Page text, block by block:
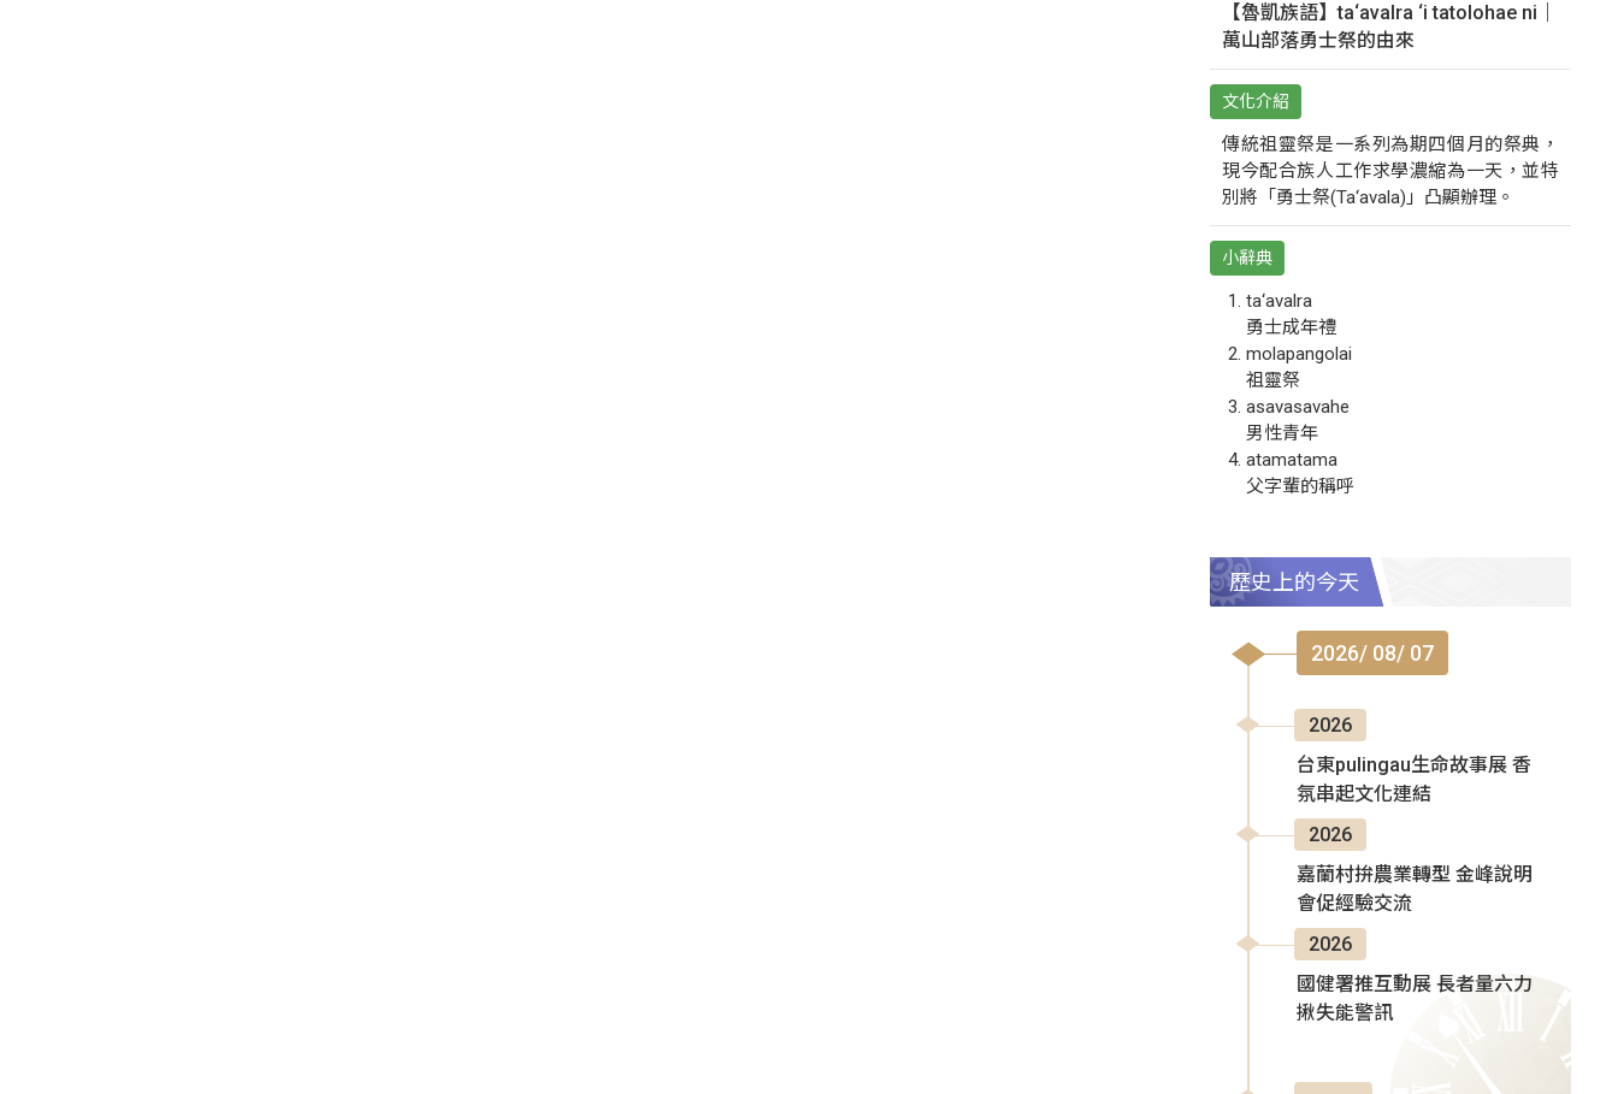
【魯凱族語】ta‘avalra ‘i tatolohae ni｜
萬山部落勇士祭的由來
文化介紹
傳統祖靈祭是一系列為期四個月的祭典，
現今配合族人工作求學濃縮為一天，並特
別將「勇士祭(Ta‘avala)」凸顯辦理。
小辭典
ta‘avalra
勇士成年禮
molapangolai
祖靈祭
asavasavahe
男性青年
atamatama
父字輩的稱呼
歷史上的今天
2026/ 08/ 07
2026
台東pulingau生命故事展 香
氛串起文化連結
2026
嘉蘭村拚農業轉型 金峰說明
會促經驗交流
2026
國健署推互動展 長者量六力
揪失能警訊